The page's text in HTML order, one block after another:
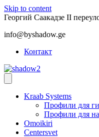
Skip to content
Георгий Саакадзе II
info@byshadow.ge
Контакт
Kraab Systems
Профили для
Профили для
Omoikiri
Centersvet